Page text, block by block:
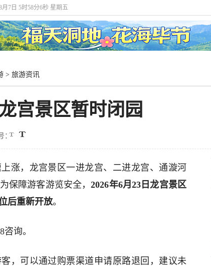
月7日 5时58分6秒 星期五
> 旅游资讯
宫景区暂时闭园
：
涨，龙宫景区一进龙宫、二进龙宫、通漩河
保障游客游览安全，2026年6月23日龙宫景区
后重新开放。
询。
，可以通过购票渠道申请原路退回，建议未